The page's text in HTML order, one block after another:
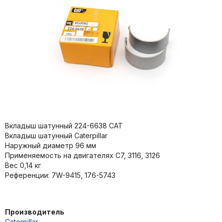
Вкладыш шатунный 224-6638 CAT
Вкладыш шатунный Caterpillar
Наружный диаметр 96 мм
Применяемость на двигателях C7, 3116, 3126
Вес 0,14 кг
Референции: 7W-9415, 176-5743
Производитель